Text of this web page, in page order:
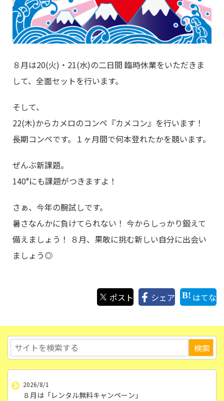
８月は20(火)・21(水)の二日間 臨時休業をいただきま
して、全面セットを行います。
そして、
22(木)からカメロのコンペ『カメコン』を行います！
長期コンペです。１ヶ月間で何本登れたかを競います。
ぜんぶ新課題。
140°にも課題がつきますよ！
さぁ、今年の腕試しです。
暑さなんかに負けてられない！ 今からしっかり鍛えて
備えましょう！ ８月、果敢に挑む新しい自分に出会い
ましょう◎
ポスト シェア はてな
2026/8/1
８月は「レンタル無料キャンペーン」